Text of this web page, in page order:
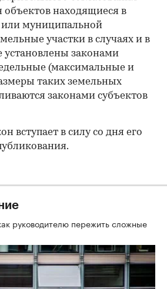
находящиеся в
или муниципальной
участки в случаях и в
установлены законами
(максимальные и
таких земельных
законами субъектов
вступает в силу со дня его
руководителю пережить сложные